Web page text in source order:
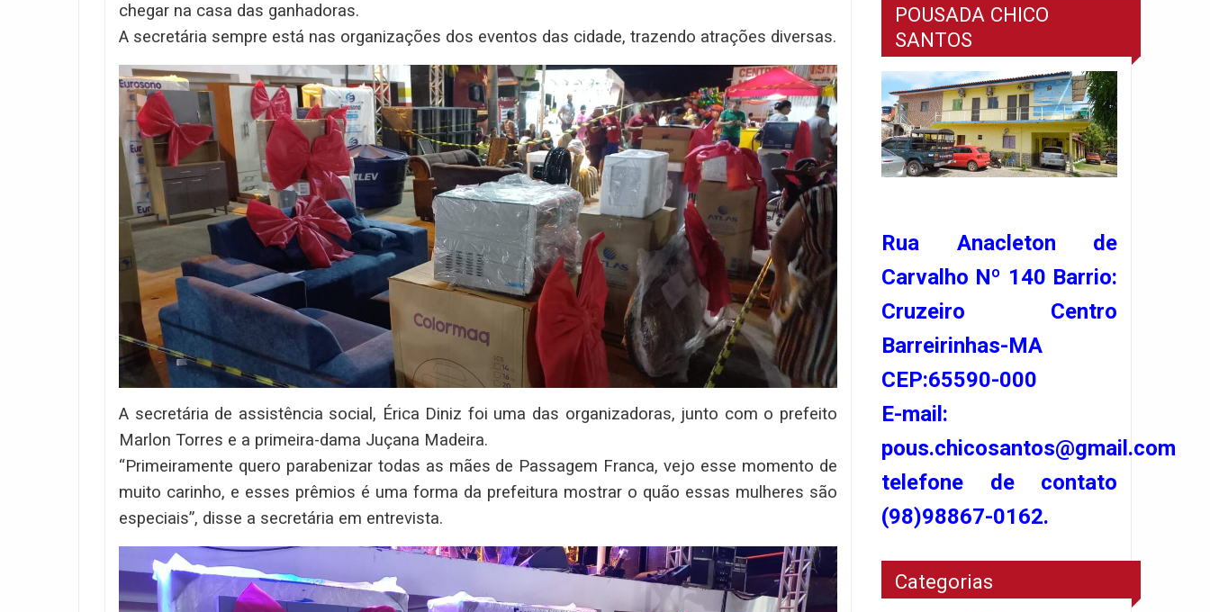
chegar na casa das ganhadoras.
A secretária sempre está nas organizações dos eventos das cidade, trazendo atrações diversas.
A secretária de assistência social, Érica Diniz foi uma das organizadoras, junto com o prefeito
Marlon Torres e a primeira-dama Juçana Madeira.
“Primeiramente quero parabenizar todas as mães de Passagem Franca, vejo esse momento de
muito carinho, e esses prêmios é uma forma da prefeitura mostrar o quão essas mulheres são
especiais”, disse a secretária em entrevista.
POUSADA CHICO
SANTOS
Rua Anacleton de
Carvalho Nº 140 Barrio:
Cruzeiro Centro
Barreirinhas-MA
CEP:65590-000
E-mail:
pous.chicosantos@gmail.com
telefone de contato
(98)98867-0162.
Categorias